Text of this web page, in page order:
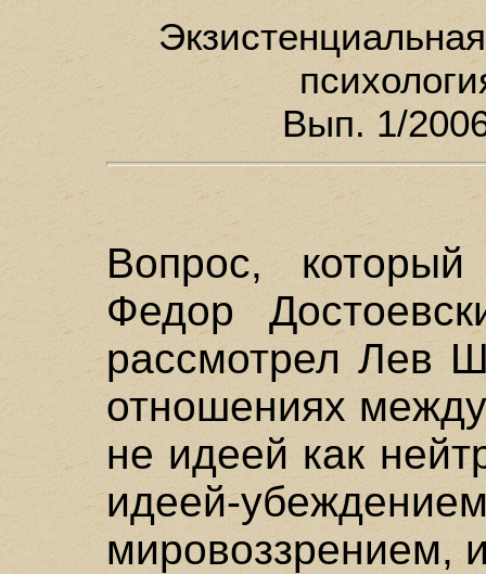
Вып. 1/
Вопрос, который
Федор
рассмотрел Лев
отношениях
не идеей как
идеей-
мировоззрением,